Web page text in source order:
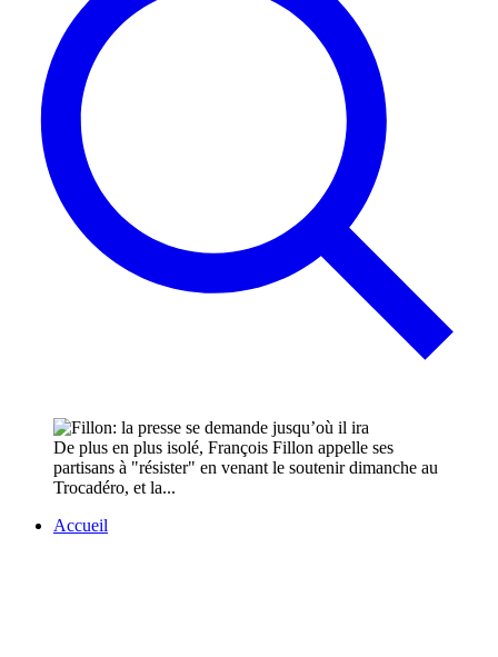
De plus en plus isolé, François Fillon appelle ses
partisans à "résister" en venant le soutenir dimanche au
Trocadéro, et la...
Accueil